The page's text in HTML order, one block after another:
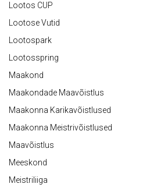
Lootos CUP
Lootose Vutid
Lootospark
Lootosspring
Maakond
Maakondade Maavõistlus
Maakonna Karikavõistlused
Maakonna Meistrivõistlused
Maavõistlus
Meeskond
Meistriliiga